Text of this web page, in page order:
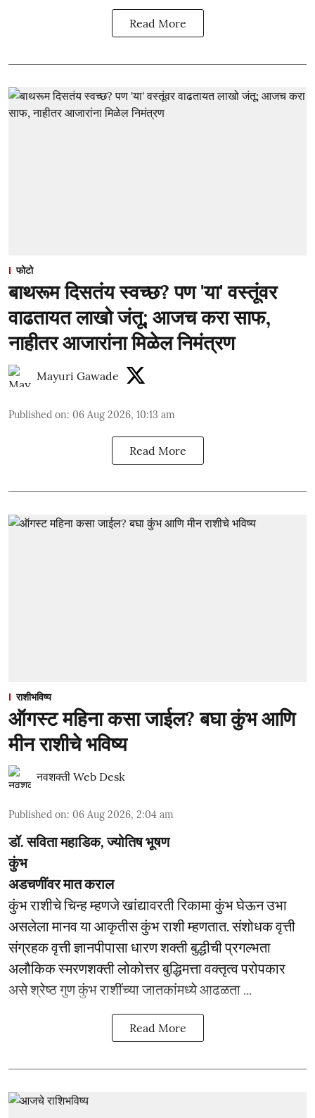
Read More
फोटो
बाथरूम दिसतंय स्वच्छ? पण 'या' वस्तूंवर
वाढतायत लाखो जंतू; आजच करा साफ,
नाहीतर आजारांना मिळेल निमंत्रण
Mayuri Gawade
Published on: 06 Aug 2026, 10:13 am
Read More
राशीभविष्य
ऑगस्ट महिना कसा जाईल? बघा कुंभ आणि
मीन राशीचे भविष्य
नवशक्ती Web Desk
Published on: 06 Aug 2026, 2:04 am
डॉ. सविता महाडिक, ज्योतिष भूषण
कुंभ
अडचणींवर मात कराल
कुंभ राशीचे चिन्ह म्हणजे खांद्यावरती रिकामा कुंभ घेऊन उभा
असलेला मानव या आकृतीस कुंभ राशी म्हणतात. संशोधक वृत्ती
संग्रहक वृत्ती ज्ञानपीपासा धारण शक्ती बुद्धीची प्रगल्भता
अलौकिक स्मरणशक्ती लोकोत्तर बुद्धिमत्ता वक्तृत्व परोपकार
असे श्रेष्ठ गुण कुंभ राशींच्या जातकांमध्ये आढळता ...
Read More